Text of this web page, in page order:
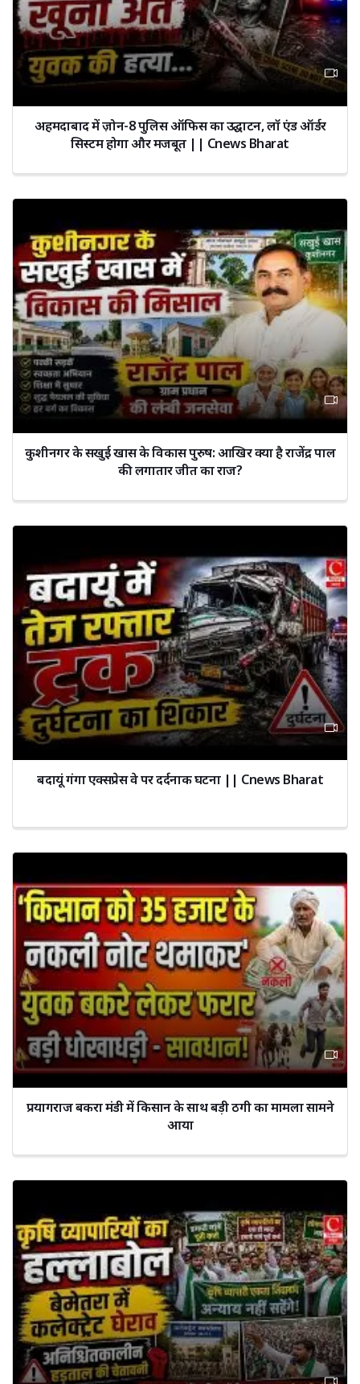
अहमदाबाद में ज़ोन-8 पुलिस ऑफिस का उद्घाटन, लॉ एंड ऑर्डर
सिस्टम होगा और मजबूत || Cnews Bharat
कुशीनगर के सखुई खास के विकास पुरुष: आखिर क्या है राजेंद्र पाल
की लगातार जीत का राज?
बदायूं गंगा एक्सप्रेस वे पर दर्दनाक घटना || Cnews Bharat
प्रयागराज बकरा मंडी में किसान के साथ बड़ी ठगी का मामला सामने
आया